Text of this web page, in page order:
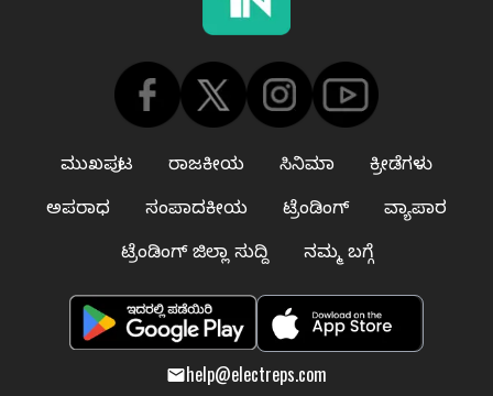
ಮುಖಪುಟ ರಾಜಕೀಯ ಸಿನಿಮಾ
ಕ್ರೀಡೆಗಳು
ಅಪರಾಧ
ಸಂಪಾದಕೀಯ ಟ್ರೆಂಡಿಂಗ್
ವ್ಯಾಪಾರ
ಟ್ರೆಂಡಿಂಗ್ ಜಿಲ್ಲಾ ಸುದ್ದಿ
ನಮ್ಮ ಬಗ್ಗೆ
help@electreps.com